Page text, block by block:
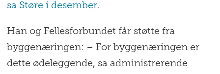
sa Støre i desember.
Han og Fellesforbundet får støtte fra
byggenæringen: – For byggenæringen er
dette ødeleggende, sa administrerende